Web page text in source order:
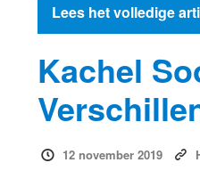
Lees het volledige
Kachel
12 november 2019